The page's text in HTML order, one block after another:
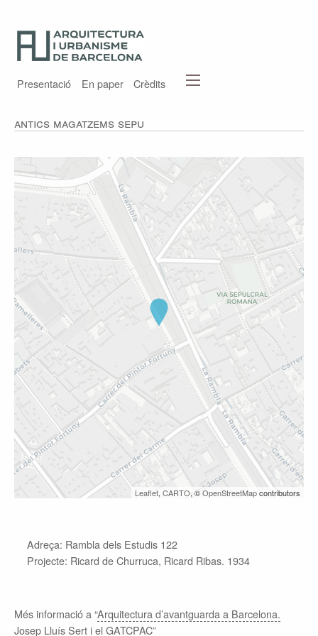
Presentació En paper Crèdits
Antics magatzems SEPU
Leaflet, CARTO, ©OpenStreetMapcontributors
Adreça: Rambla dels Estudis 122
Projecte: Ricard de Churruca, Ricard Ribas. 1934
Més informació a “Arquitectura d’avantguarda a Barcelona.
Josep Lluís Sert i el GATCPAC”